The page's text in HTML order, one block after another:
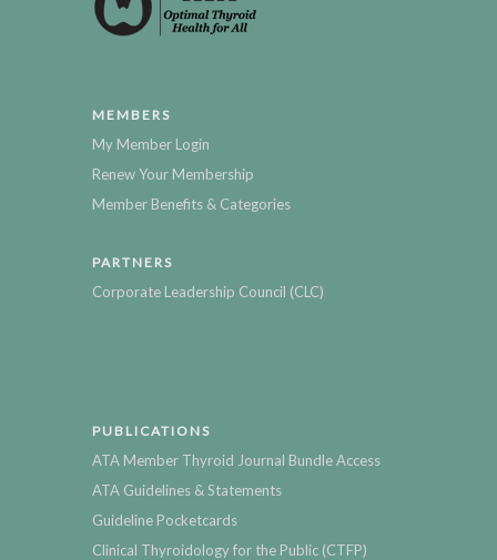
MEMBERS
My Member Login
Renew Your Membership
Member Benefits & Categories
PARTNERS
Corporate Leadership Council (CLC)
PUBLICATIONS
ATA Member Thyroid Journal Bundle Access
ATA Guidelines & Statements
Guideline Pocketcards
Clinical Thyroidology for the Public (CTFP)